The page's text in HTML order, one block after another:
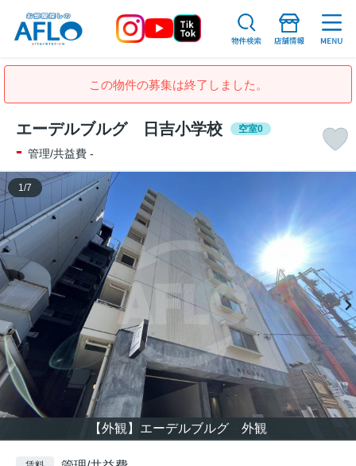
この物件の募集は終了しました。
エーデルブルグ 日吉小学校 空室0
- 管理/共益費 -
【外観】エーデルブルグ 外観
1 /7